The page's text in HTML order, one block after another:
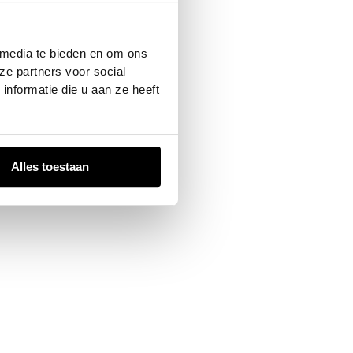
te bieden en om ons
partners voor social
die u aan ze heeft
Alles toestaan
for more information).